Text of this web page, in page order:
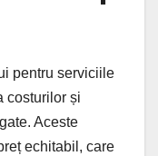
pentru serviciile
costurilor și
Aceste
echitabil, care